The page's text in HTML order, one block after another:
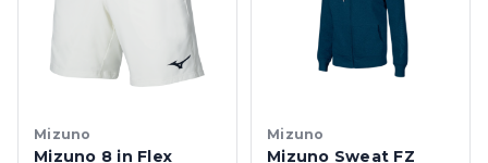
Mizuno
Mizuno 8 in Flex
Mizuno
Mizuno Sweat FZ